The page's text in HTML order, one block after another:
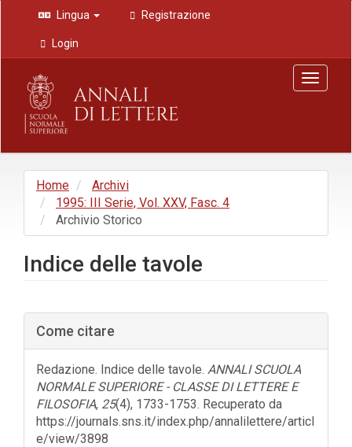
Navigazione
principale
Contenuto
principale
Barra
laterale
Lingua Registrazione
Login
Toggle
Home
Archivi
1995: III Serie, Vol. XXV, Fasc. 4
Archivio Storico
Indice delle tavole
Barra
laterale
dell'articolo
Come citare
Redazione. Indice delle tavole. ANNALI SCUOLA
NORMALE SUPERIORE - CLASSE DI LETTERE E
FILOSOFIA, 25(4), 1733-1753. Recuperato da
https://journals.sns.it/index.php/annalilettere/articl
e/view/3898